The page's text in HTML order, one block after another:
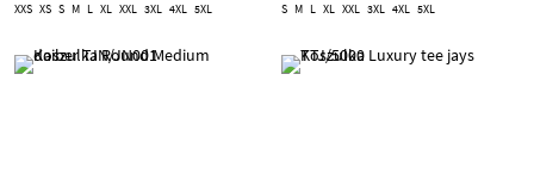
XXS XS S M L XL XXL 3XL 4XL 5XL S M L XL XXL 3XL 4XL 5XL